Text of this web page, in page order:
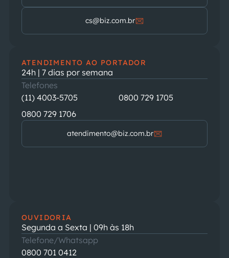
cs@biz.com.br
ATENDIMENTO AO PORTADOR
24h | 7 dias por semana
Telefones
(11) 4003-5705
0800 729 1705
0800 729 1706
atendimento@biz.com.br
OUVIDORIA
Segunda a Sexta | 09h às 18h
Telefone/Whatsapp
0800 701 0412